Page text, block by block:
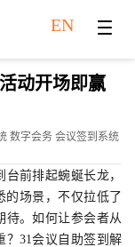
EN
动开场即赢
数字会务 会议签到系统
前排起蜿蜒长龙，
场景，不仅拉低了
待。如何让参会者从
？31会议自助签到解